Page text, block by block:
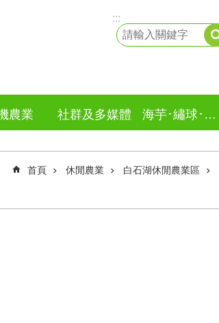
:::
農業 社群及多媒體 海芋･繡球･竹子湖
首頁 休閒農業 白石湖休閒農業區